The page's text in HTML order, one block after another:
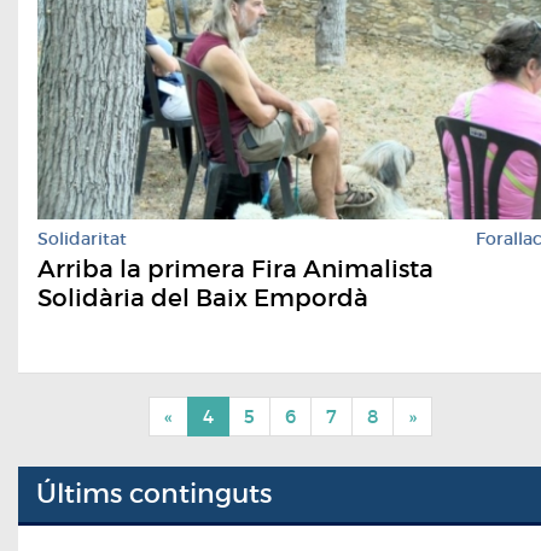
Solidaritat Forallac
Arriba la primera Fira Animalista
Solidària del Baix Empordà
« 4 5 6 7 8 »
Últims continguts